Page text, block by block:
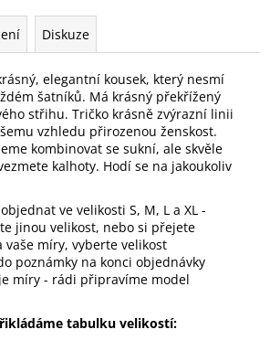
Diskuze
elegantní kousek, který nesmí
šatníků. Má krásný překřížený
střihu. Tričko krásně zvýrazní linii
vzhledu přirozenou ženskost.
kombinovat se sukní, ale skvěle
kalhoty. Hodí se na jakoukoliv
ve velikosti S, M, L a XL -
jinou velikost, nebo si přejete
míry, vyberte velikost
poznámky na konci objednávky
míry - rádi připravíme model
tabulku velikostí: